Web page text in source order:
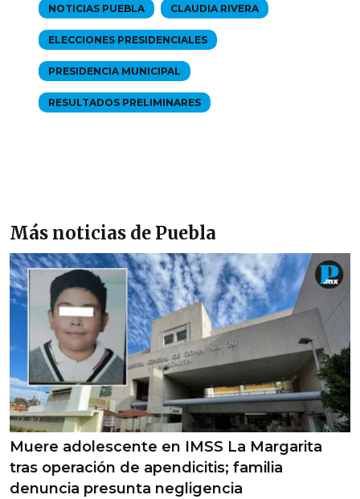
NOTICIAS PUEBLA CLAUDIA RIVERA
ELECCIONES PRESIDENCIALES
PRESIDENCIA MUNICIPAL
RESULTADOS PRELIMINARES
Más noticias de Puebla
Muere adolescente en IMSS La Margarita
tras operación de apendicitis; familia
denuncia presunta negligencia